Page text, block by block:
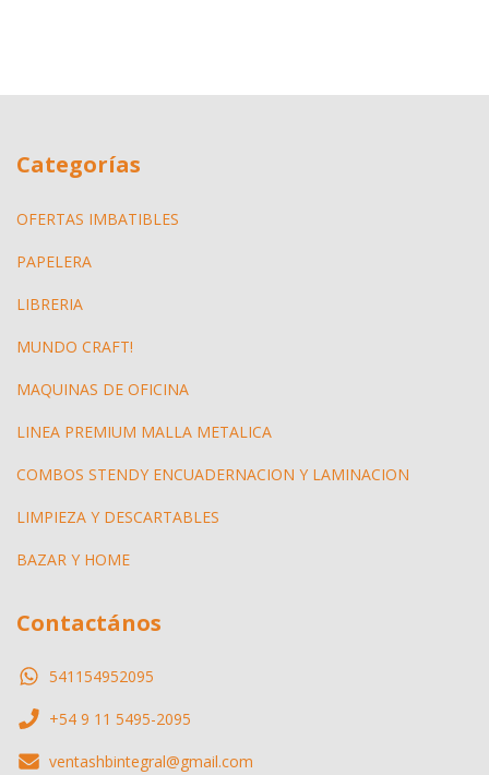
Categorías
OFERTAS IMBATIBLES
PAPELERA
LIBRERIA
MUNDO CRAFT!
MAQUINAS DE OFICINA
LINEA PREMIUM MALLA METALICA
COMBOS STENDY ENCUADERNACION Y LAMINACION
LIMPIEZA Y DESCARTABLES
BAZAR Y HOME
Contactános
541154952095
+54 9 11 5495-2095
ventashbintegral@gmail.com